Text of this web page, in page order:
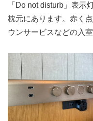
「Do not disturb」表示
枕元にあります。赤く
ウンサービスなどの入